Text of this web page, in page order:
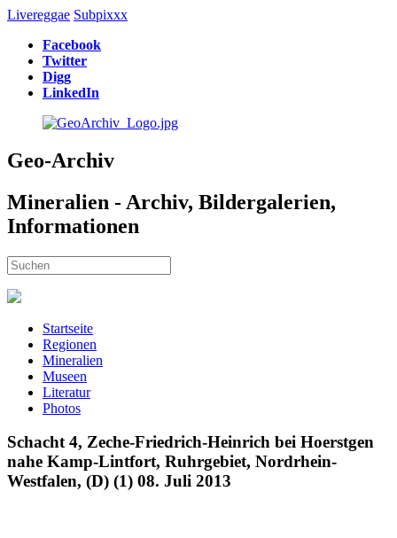
Livereggae Subpixxx
Facebook
Twitter
Digg
LinkedIn
Geo-Archiv
Mineralien - Archiv, Bildergalerien,
Informationen
Startseite
Regionen
Mineralien
Museen
Literatur
Photos
Schacht 4, Zeche-Friedrich-Heinrich bei Hoerstgen
nahe Kamp-Lintfort, Ruhrgebiet, Nordrhein-
Westfalen, (D) (1) 08. Juli 2013